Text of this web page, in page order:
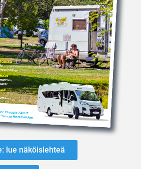
lue näköislehteä